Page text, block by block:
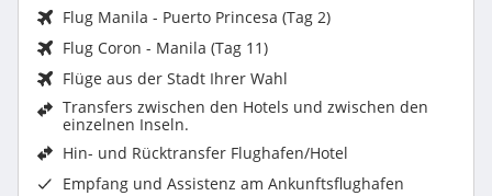
Flug Manila - Puerto Princesa (Tag 2)
Flug Coron - Manila (Tag 11)
Flüge aus der Stadt Ihrer Wahl
Transfers zwischen den Hotels und zwischen den
einzelnen Inseln.
Hin- und Rücktransfer Flughafen/Hotel
Empfang und Assistenz am Ankunftsflughafen